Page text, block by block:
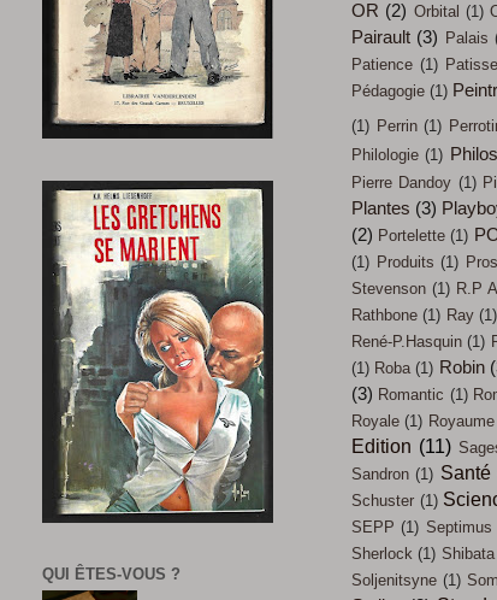
OR (2) Orbital (1)
Pairault (3) Palais
Patience (1)
Pédagogie (1)
(1) Perrin (1)
Philologie (1)
Pierre Dandoy (1)
Plantes (3)
(2) Portelette (1)
(1) Produits (1)
Stevenson (1) R.P
Rathbone (1) Ray (1)
René-P.Hasquin (1)
(1) Roba (1) Robin
(3) Romantic (1)
Royale (1) Royaume
Edition (11)
Sandron (1) Santé
Schuster (1)
SEPP (1) Septimus
Sherlock (1) Shibata
Soljenitsyne (1)
QUI ÊTES-VOUS ?